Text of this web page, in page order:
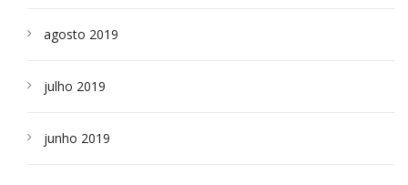
agosto 2019
julho 2019
junho 2019